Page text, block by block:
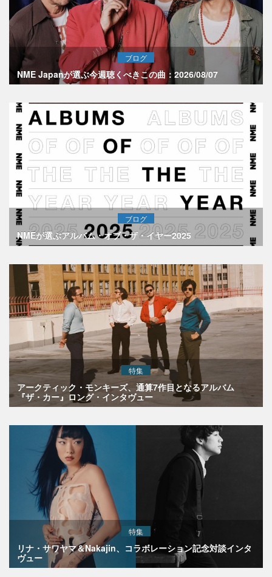
ブログ
NME Japanが選ぶ今週聴くべきこの曲：2026/08/07
ブログ
NMEが選ぶアルバム・オブ・ザ・イヤー2025
特集
アークティック・モンキーズ、通算7作目となるアルバム
『ザ・カー』ロング・インタヴュー
特集
リナ・サワヤマ＆Nakajin、コラボレーション記念対談インタ
ヴュー